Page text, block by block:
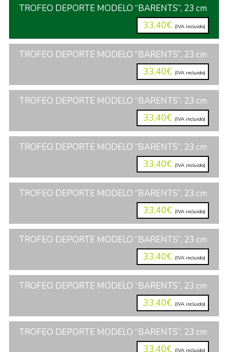
TROFEO DEPORTE MODELO “BARENTS”, 23 cm
33,40€ (IVA incluido)
TROFEO DEPORTE MODELO “BARENTS”, 23 cm
33,40€ (IVA incluido)
TROFEO DEPORTE MODELO “BARENTS”, 23 cm
33,40€ (IVA incluido)
TROFEO DEPORTE MODELO “BARENTS”, 23 cm
33,40€ (IVA incluido)
TROFEO DEPORTE MODELO “BARENTS”, 23 cm
33,40€ (IVA incluido)
TROFEO DEPORTE MODELO “BARENTS”, 23 cm
33,40€ (IVA incluido)
TROFEO DEPORTE MODELO “BARENTS”, 23 cm
33,40€ (IVA incluido)
TROFEO DEPORTE MODELO “BARENTS”, 23 cm
33,40€ (IVA incluido)